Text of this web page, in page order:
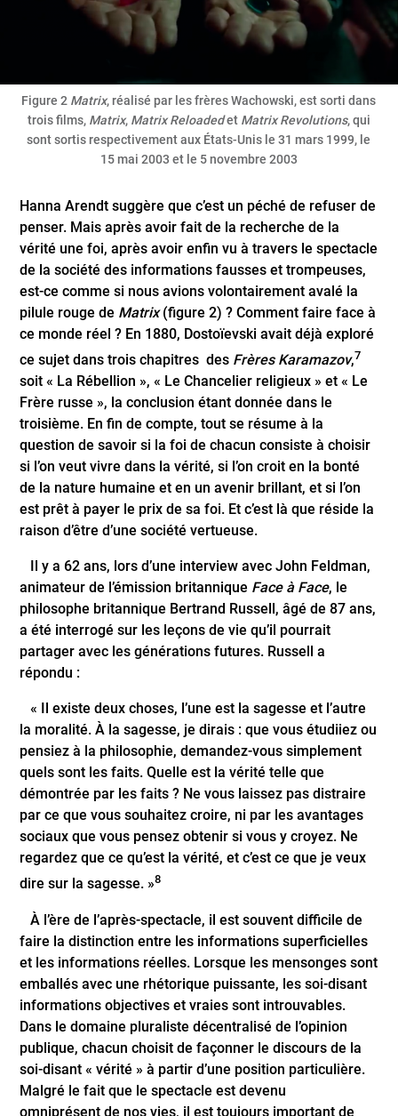
Figure 2 Matrix, réalisé par les frères Wachowski, est sorti dans
trois films, Matrix, Matrix Reloadedet Matrix Revolutions, qui
sont sortis respectivement aux États-Unis le 31 mars 1999, le
15 mai 2003 et le 5 novembre 2003
Hanna Arendt suggère que c’est un péché de refuser de
penser. Mais après avoir fait de la recherche de la
vérité une foi, après avoir enfin vu à travers le spectacle
de la société des informations fausses et trompeuses,
est-ce comme si nous avions volontairement avalé la
pilule rouge de Matrix(figure 2) ? Comment faire face à
ce monde réel ? En 1880, Dostoïevski avait déjà exploré
ce sujet dans trois chapitres des Frères Karamazov,7
soit « La Rébellion », « Le Chancelier religieux » et « Le
Frère russe », la conclusion étant donnée dans le
troisième. En fin de compte, tout se résume à la
question de savoir si la foi de chacun consiste à choisir
si l’on veut vivre dans la vérité, si l’on croit en la bonté
de la nature humaine et en un avenir brillant, et si l’on
est prêt à payer le prix de sa foi. Et c’est là que réside la
raison d’être d’une société vertueuse.
Il y a 62 ans, lors d’une interview avec John Feldman,
animateur de l’émission britannique Face à Face, le
philosophe britannique Bertrand Russell, âgé de 87 ans,
a été interrogé sur les leçons de vie qu’il pourrait
partager avec les générations futures. Russell a
répondu :
« Il existe deux choses, l’une est la sagesse et l’autre
la moralité. À la sagesse, je dirais : que vous étudiiez ou
pensiez à la philosophie, demandez-vous simplement
quels sont les faits. Quelle est la vérité telle que
démontrée par les faits ? Ne vous laissez pas distraire
par ce que vous souhaitez croire, ni par les avantages
sociaux que vous pensez obtenir si vous y croyez. Ne
regardez que ce qu’est la vérité, et c’est ce que je veux
dire sur la sagesse. »8
À l’ère de l’après-spectacle, il est souvent difficile de
faire la distinction entre les informations superficielles
et les informations réelles. Lorsque les mensonges sont
emballés avec une rhétorique puissante, les soi-disant
informations objectives et vraies sont introuvables.
Dans le domaine pluraliste décentralisé de l’opinion
publique, chacun choisit de façonner le discours de la
soi-disant « vérité » à partir d’une position particulière.
Malgré le fait que le spectacle est devenu
omniprésent de nos vies, il est toujours important de